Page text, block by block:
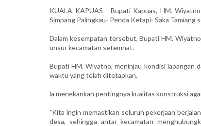
KUALA KAPUAS - Bupati Kapuas, HM.
Simpang Palingkau- Penda Ketapi- Saka
Dalam kesempatan tersebut, Bupati HM.
unsur kecamatan setemnat.
Bupati HM. Wiyatno, meninjau kondisi lapangan
waktu yang telah ditetapkan.
la menekankan pentingnya kualitas konstruksi
"Kita ingin memastikan seluruh pekerjaan
desa, sehingga antar kecamatan